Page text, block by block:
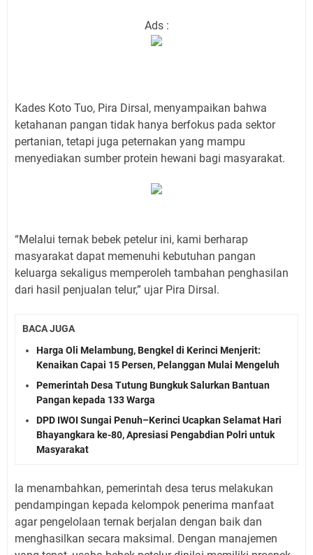
Ads :
Kades Koto Tuo, Pira Dirsal, menyampaikan bahwa
ketahanan pangan tidak hanya berfokus pada sektor
pertanian, tetapi juga peternakan yang mampu
menyediakan sumber protein hewani bagi masyarakat.
“Melalui ternak bebek petelur ini, kami berharap
masyarakat dapat memenuhi kebutuhan pangan
keluarga sekaligus memperoleh tambahan penghasilan
dari hasil penjualan telur,” ujar Pira Dirsal.
BACA JUGA
Harga Oli Melambung, Bengkel di Kerinci Menjerit:
Kenaikan Capai 15 Persen, Pelanggan Mulai Mengeluh
Pemerintah Desa Tutung Bungkuk Salurkan Bantuan
Pangan kepada 133 Warga
DPD IWOI Sungai Penuh–Kerinci Ucapkan Selamat Hari
Bhayangkara ke-80, Apresiasi Pengabdian Polri untuk
Masyarakat
Ia menambahkan, pemerintah desa terus melakukan
pendampingan kepada kelompok penerima manfaat
agar pengelolaan ternak berjalan dengan baik dan
menghasilkan secara maksimal. Dengan manajemen